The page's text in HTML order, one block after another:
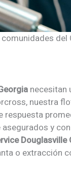
necesitan
nuestra
respuesta
y
Douglasville
o extracción